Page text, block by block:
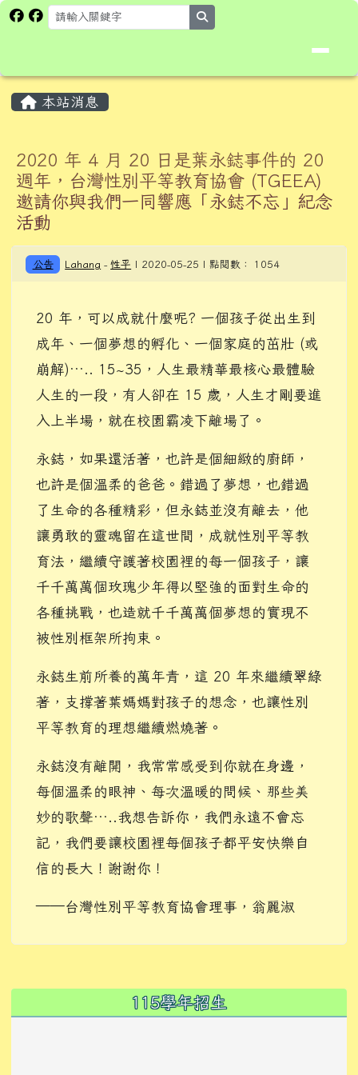
跳至主內容區
花蓮縣卓溪鄉卓楓國民小學全球資
本站消息
2020 年 4 月 20 日是葉永鋕事件的 20
週年，台灣性別平等教育協會 (TGEEA)
邀請你與我們一同響應「永鋕不忘」紀念
活動
公告 Lahang -性平 | 2020-05-25 | 點閱數： 1054
20 年，可以成就什麼呢? 一個孩子從出生到
成年、一個夢想的孵化、一個家庭的茁壯 (或
崩解)….. 15~35，人生最精華最核心最體驗
人生的一段，有人卻在 15 歲，人生才剛要進
入上半場，就在校園霸凌下離場了。
永鋕，如果還活著，也許是個細緻的廚師，
也許是個溫柔的爸爸。錯過了夢想，也錯過
了生命的各種精彩，但永鋕並沒有離去，他
讓勇敢的靈魂留在這世間，成就性別平等教
育法，繼續守護著校園裡的每一個孩子，讓
千千萬萬個玫瑰少年得以堅強的面對生命的
各種挑戰，也造就千千萬萬個夢想的實現不
被性別框架所拘束。
永鋕生前所養的萬年青，這 20 年來繼續翠綠
著，支撐著葉媽媽對孩子的想念，也讓性別
平等教育的理想繼續燃燒著。
永鋕沒有離開，我常常感受到你就在身邊，
每個溫柔的眼神、每次溫暖的問候、那些美
妙的歌聲…..我想告訴你，我們永遠不會忘
記，我們要讓校園裡每個孩子都平安快樂自
信的長大！謝謝你！
——台灣性別平等教育協會理事，翁麗淑
115學年招生